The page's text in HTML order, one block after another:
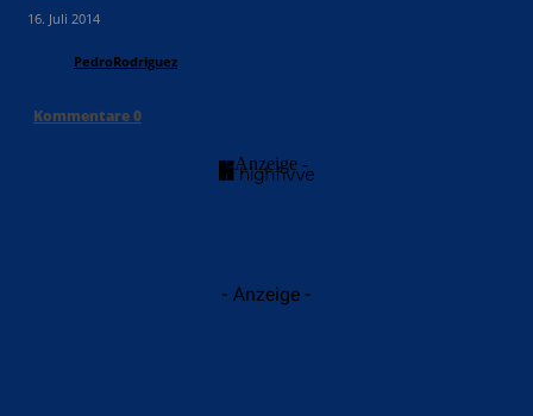
16. Juli 2014
PedroRodriguez
Kommentare0
- Anzeige -
- Anzeige -